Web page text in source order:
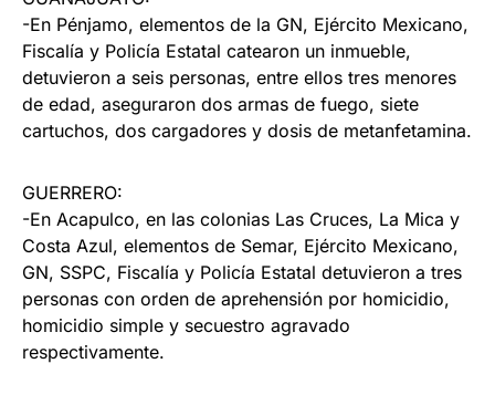
-En Pénjamo, elementos de la GN, Ejército Mexicano,
Fiscalía y Policía Estatal catearon un inmueble,
detuvieron a seis personas, entre ellos tres menores
de edad, aseguraron dos armas de fuego, siete
cartuchos, dos cargadores y dosis de metanfetamina.
GUERRERO:
-En Acapulco, en las colonias Las Cruces, La Mica y
Costa Azul, elementos de Semar, Ejército Mexicano,
GN, SSPC, Fiscalía y Policía Estatal detuvieron a tres
personas con orden de aprehensión por homicidio,
homicidio simple y secuestro agravado
respectivamente.